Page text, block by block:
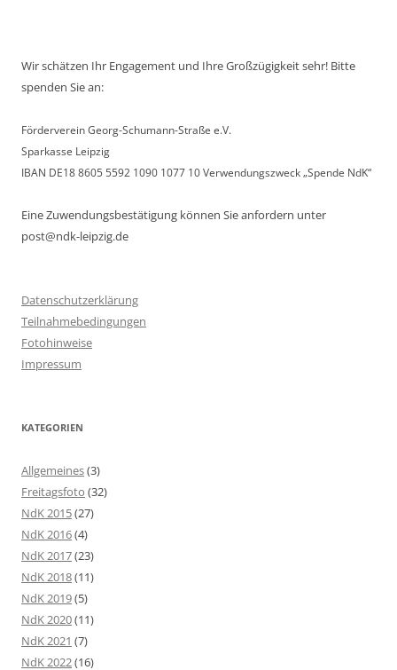
Wir schätzen Ihr Engagement und Ihre Großzügigkeit sehr! Bitte
spenden Sie an:
Förderverein Georg-Schumann-Straße e.V.
Sparkasse Leipzig
IBAN DE18 8605 5592 1090 1077 10 Verwendungszweck „Spende NdK“
Eine Zuwendungsbestätigung können Sie anfordern unter
post@ndk-leipzig.de
Datenschutzerklärung
Teilnahmebedingungen
Fotohinweise
Impressum
KATEGORIEN
Allgemeines(3)
Freitagsfoto (32)
NdK 2015(27)
NdK 2016(4)
NdK 2017(23)
NdK 2018(11)
NdK 2019(5)
NdK 2020(11)
NdK 2021 (7)
NdK 2022(16)